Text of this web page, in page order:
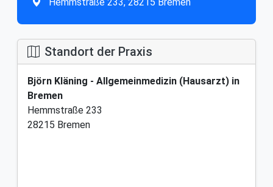
Standort der Praxis
Björn Kläning - Allgemeinmedizin (Hausarzt) in
Bremen
Hemmstraße 233
28215 Bremen